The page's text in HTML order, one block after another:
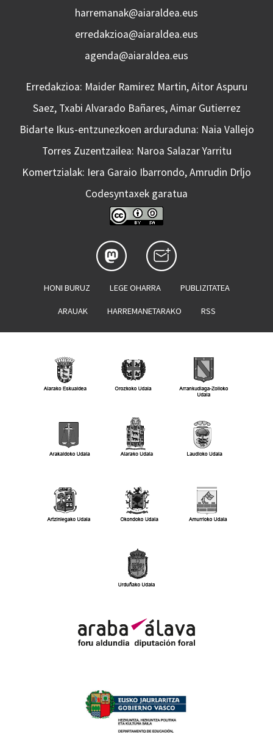
harremanak@aiaraldea.eus
erredakzioa@aiaraldea.eus
agenda@aiaraldea.eus
Erredakzioa: Maider Ramirez Martin, Aitor Aspuru
Saez, Txabi Alvarado Bañares, Aimar Gutierrez
Bidarte Ikus-entzunezkoen arduraduna: Naia Vallejo
Torres Zuzentzailea: Naroa Salazar Yarritu
Komertzialak: Iera Garaio Ibarrondo, Amrudin Drljo
Codesyntaxek garatua
HONI BURUZ LEGE OHARRA PUBLIZITATEA
ARAUAK HARREMANETARAKO RSS